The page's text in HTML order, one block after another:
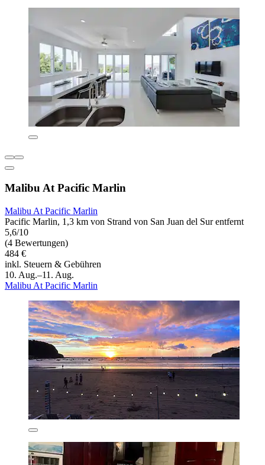
Malibu At Pacific Marlin
Malibu At Pacific Marlin
Pacific Marlin, 1,3 km von Strand von San Juan del Sur entfernt
5,6/10
(4 Bewertungen)
484 €
inkl. Steuern & Gebühren
10. Aug.–11. Aug.
Malibu At Pacific Marlin